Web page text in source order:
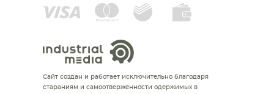
Сайт создан и работает исключительно благодаря
стараниям и самоотверженности одержимых в